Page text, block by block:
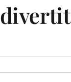
divertit